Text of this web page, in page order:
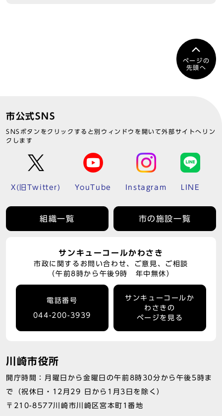
ページの
先頭へ
市公式SNS
SNSボタンをクリックすると別ウィンドウを開いて外部サイトへリン
クします
X(旧Twitter) YouTube Instagram LINE
組織一覧 市の施設一覧
サンキューコールかわさき
市政に関するお問い合わせ、ご意見、ご相談
（午前8時から午後9時 年中無休）
電話番号
044-200-3939
サンキューコールか
わさきの
ページを見る
川崎市役所
開庁時間：月曜日から金曜日の午前8時30分から午後5時ま
で（祝休日・12月29 日から1月3日を除く）
〒210-8577川崎市川崎区宮本町1番地